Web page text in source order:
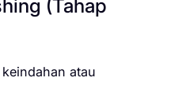
(Tahap
atau